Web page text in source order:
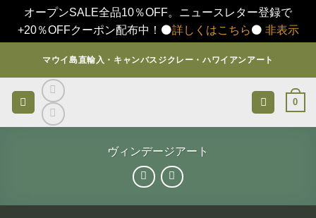
オープンSALE全品10％OFF。ニュースレター登録で
+20％OFFクーポン配布中！⚫️詳しくはこちら⚫️ 非表示
マウイ島直輸入・キャンバスジクレー・ハワイアンアート
0
ヴィンデージアート